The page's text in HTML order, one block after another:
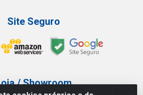
Site Seguro
/ Showroom